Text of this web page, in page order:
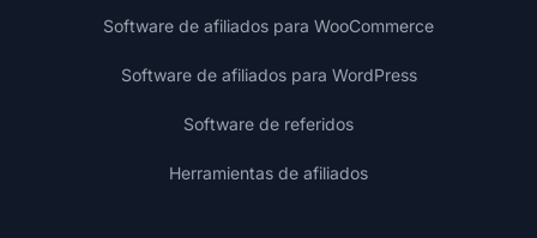
Software de afiliados para WooCommerce
Software de afiliados para WordPress
Software de referidos
Herramientas de afiliados